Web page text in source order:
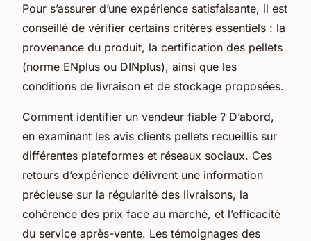
Pour s’assurer d’une expérience satisfaisante, il est
conseillé de vérifier certains critères essentiels : la
provenance du produit, la certification des pellets
(norme ENplus ou DINplus), ainsi que les
conditions de livraison et de stockage proposées.
Comment identifier un vendeur fiable ? D’abord,
en examinant les avis clients pellets recueillis sur
différentes plateformes et réseaux sociaux. Ces
retours d’expérience délivrent une information
précieuse sur la régularité des livraisons, la
cohérence des prix face au marché, et l’efficacité
du service après-vente. Les témoignages des